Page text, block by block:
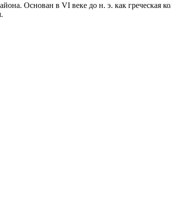
Основан в VI веке до н. э. как греческая